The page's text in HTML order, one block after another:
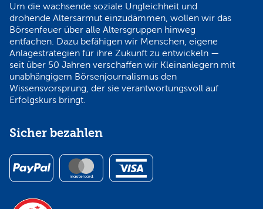
Um die wachsende soziale Ungleichheit und
drohende Altersarmut einzudämmen, wollen wir das
Börsenfeuer über alle Altersgruppen hinweg
entfachen. Dazu befähigen wir Menschen, eigene
Anlagestrategien für ihre Zukunft zu entwickeln —
seit über 50 Jahren verschaffen wir Kleinanlegern mit
unabhängigem Börsenjournalismus den
Wissensvorsprung, der sie verantwortungsvoll auf
Erfolgskurs bringt.
Sicher bezahlen